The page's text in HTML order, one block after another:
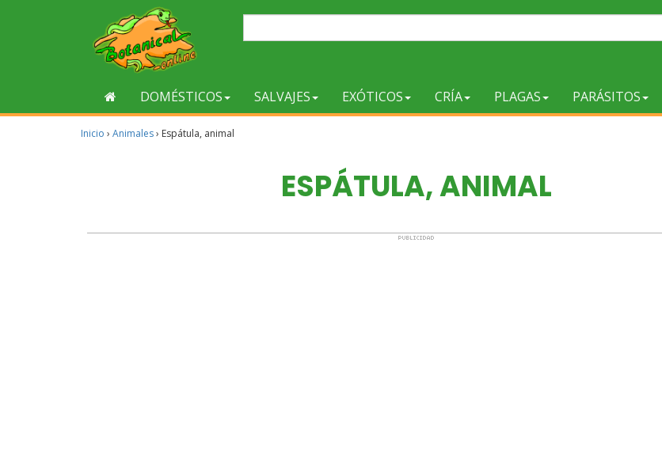
DOMÉSTICOS SALVAJES EXÓTICOS CRÍA PLAGAS PARÁSITOS
Inicio › Animales› Espátula, animal
ESPÁTULA, ANIMAL